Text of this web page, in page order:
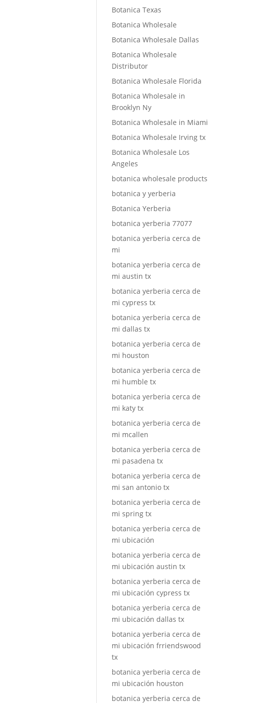
Botanica Texas
Botanica Wholesale
Botanica Wholesale Dallas
Botanica Wholesale
Distributor
Botanica Wholesale Florida
Botanica Wholesale in
Brooklyn Ny
Botanica Wholesale in Miami
Botanica Wholesale Irving tx
Botanica Wholesale Los
Angeles
botanica wholesale products
botanica y yerberia
Botanica Yerberia
botanica yerberia 77077
botanica yerberia cerca de
mi
botanica yerberia cerca de
mi austin tx
botanica yerberia cerca de
mi cypress tx
botanica yerberia cerca de
mi dallas tx
botanica yerberia cerca de
mi houston
botanica yerberia cerca de
mi humble tx
botanica yerberia cerca de
mi katy tx
botanica yerberia cerca de
mi mcallen
botanica yerberia cerca de
mi pasadena tx
botanica yerberia cerca de
mi san antonio tx
botanica yerberia cerca de
mi spring tx
botanica yerberia cerca de
mi ubicación
botanica yerberia cerca de
mi ubicación austin tx
botanica yerberia cerca de
mi ubicación cypress tx
botanica yerberia cerca de
mi ubicación dallas tx
botanica yerberia cerca de
mi ubicación frriendswood
tx
botanica yerberia cerca de
mi ubicación houston
botanica yerberia cerca de